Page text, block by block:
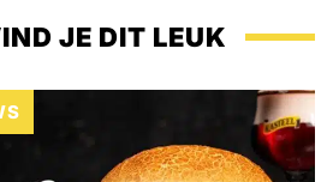
JE DIT LEUK